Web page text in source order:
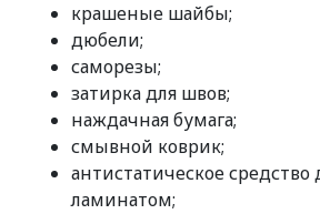
крашеные шайбы;
дюбели;
саморезы;
затирка для швов;
наждачная бумага;
смывной коврик;
антистатическое средство
ламинатом;